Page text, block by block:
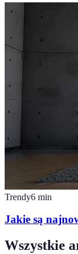
Trendy6 min
Jakie są
Wszystkie